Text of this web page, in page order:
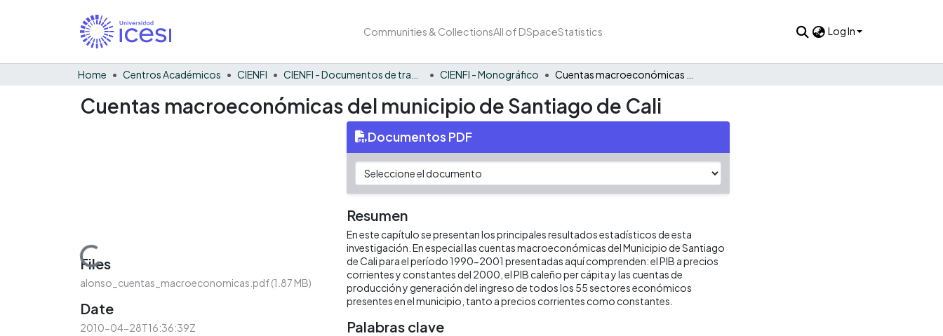
Communities & CollectionsAll of DSpaceStatistics Log In
Home Centros Académicos CIENFI CIENFI - Monográfico
Cuentas macroeconómicas del municipio de Santiago de Cali
Loading...
Files
alonso_cuentas_macroeconomicas.pdf(1.87 MB)
Date
2010-04-28T16:36:39Z
Documentos PDF
Resumen
En este capítulo se presentan los principales resultados estadísticos de esta
investigación. En especial las cuentas macroeconómicas del Municipio de Santiago
de Cali para el período 1990-2001 presentadas aquí comprenden: el PIB a precios
corrientes y constantes del 2000, el PIB caleño per cápita y las cuentas de
producción y generación del ingreso de todos los 55 sectores económicos
presentes en el municipio, tanto a precios corrientes como constantes.
Palabras clave